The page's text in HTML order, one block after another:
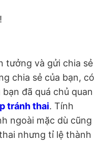
tưởng và gửi chia sẻ
chia sẻ của bạn, có
đã quá chủ quan
tránh thai. Tính
ngoài mặc dù cũng
nhưng tỉ lệ thành